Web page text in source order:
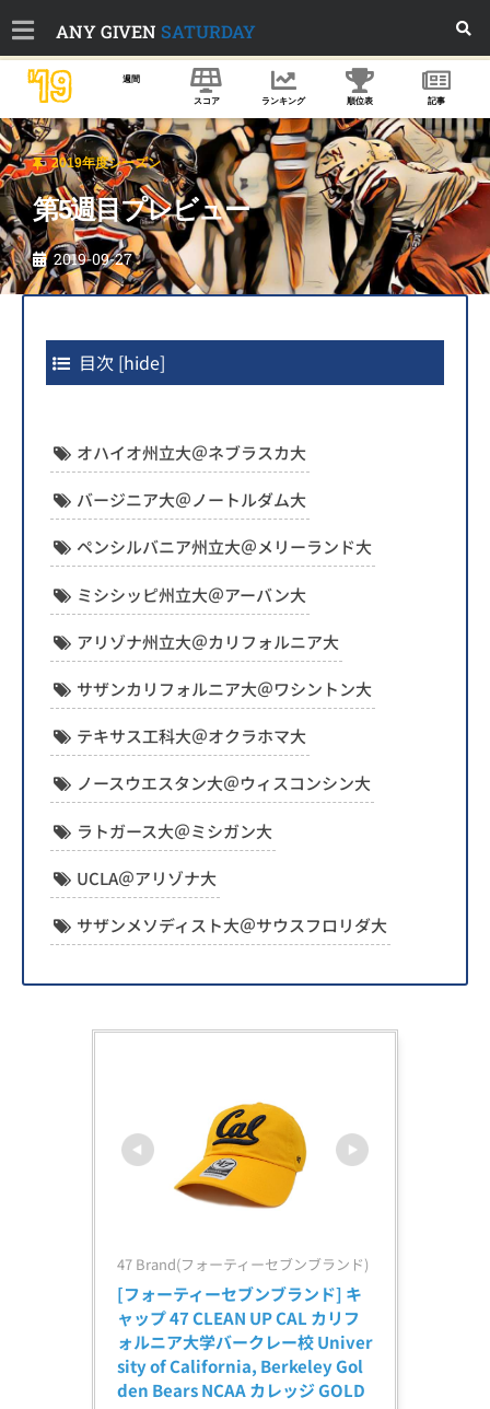
ANY GIVEN SATURDAY
'19 週間
スコア ランキング 順位表 記事
2019年度シーズン
第5週目プレビュー
2019-09-27
目次 [hide]
オハイオ州立大＠ネブラスカ大
バージニア大＠ノートルダム大
ペンシルバニア州立大＠メリーランド大
ミシシッピ州立大＠アーバン大
アリゾナ州立大＠カリフォルニア大
サザンカリフォルニア大＠ワシントン大
テキサス工科大＠オクラホマ大
ノースウエスタン大＠ウィスコンシン大
ラトガース大＠ミシガン大
UCLA＠アリゾナ大
サザンメソディスト大＠サウスフロリダ大
47 Brand(フォーティーセブンブランド)
[フォーティーセブンブランド] キ
ャップ 47 CLEAN UP CAL カリフ
ォルニア大学バークレー校 Univer
sity of California, Berkeley Gol
den Bears NCAA カレッジ GOLD